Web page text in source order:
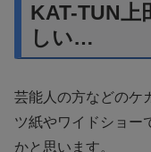
KAT-TUN上
しい…
芸能人の方などのケ
ツ紙やワイドショー
かと思います。